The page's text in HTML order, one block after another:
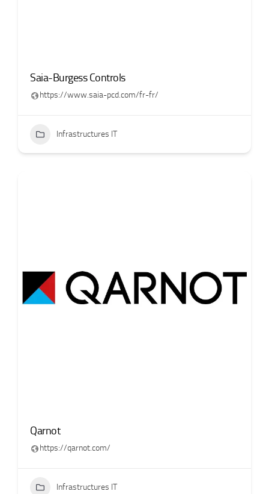
Saia-Burgess Controls
https://www.saia-pcd.com/fr-fr/
Infrastructures IT
Qarnot
https://qarnot.com/
Infrastructures IT